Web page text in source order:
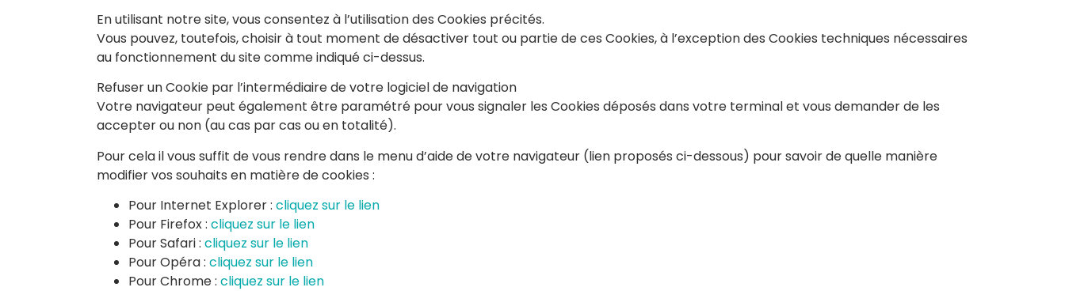
En utilisant notre site, vous consentez à l’utilisation des Cookies précités.
Vous pouvez, toutefois, choisir à tout moment de désactiver tout ou partie de ces Cookies, à l’exception des Cookies techniques nécessaires
au fonctionnement du site comme indiqué ci-dessus.
Refuser un Cookie par l’intermédiaire de votre logiciel de navigation
Votre navigateur peut également être paramétré pour vous signaler les Cookies déposés dans votre terminal et vous demander de les
accepter ou non (au cas par cas ou en totalité).
Pour cela il vous suffit de vous rendre dans le menu d’aide de votre navigateur (lien proposés ci-dessous) pour savoir de quelle manière
modifier vos souhaits en matière de cookies :
Pour Internet Explorer : cliquez sur le lien
Pour Firefox : cliquez sur le lien
Pour Safari : cliquez sur le lien
Pour Opéra : cliquez sur le lien
Pour Chrome : cliquez sur le lien